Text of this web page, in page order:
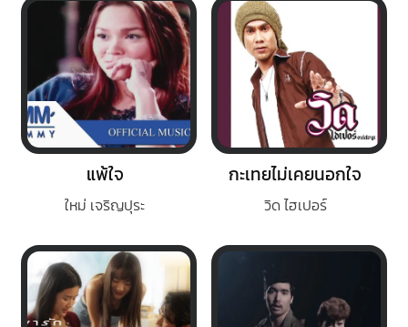
แพ้ใจ
ใหม่ เจริญปุระ
กะเทยไม่เคยนอกใจ
วิด ไฮเปอร์